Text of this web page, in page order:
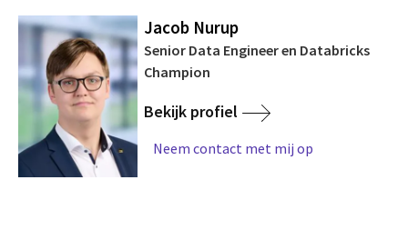
Jacob Nurup
Senior Data Engineer en Databricks
Champion
Bekijk profiel
Neem contact met mij op